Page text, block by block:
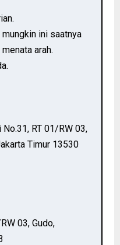
ini saatnya
arah.
RT 01/RW 03,
Timur 13530
03, Gudo,